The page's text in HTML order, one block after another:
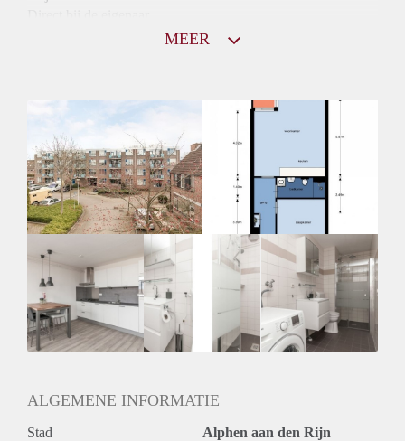
Mogelijk
Inkomen eis
N.V.T.
Huurtermijn
Onbepaalde termijn
Oplevering
Kaal
MEER
ALGEMENE INFORMATIE
Stad Alphen aan den Rijn